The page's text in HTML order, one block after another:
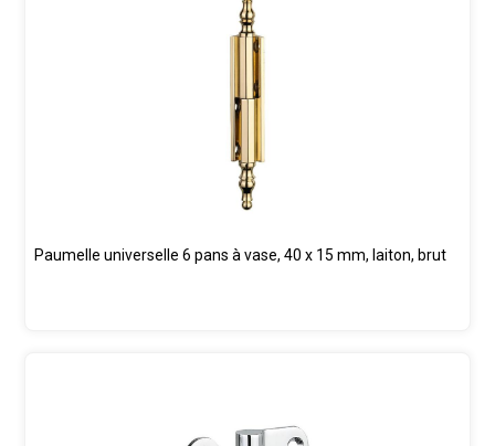
Paumelle universelle 6 pans à vase, 40 x 15 mm, laiton, brut